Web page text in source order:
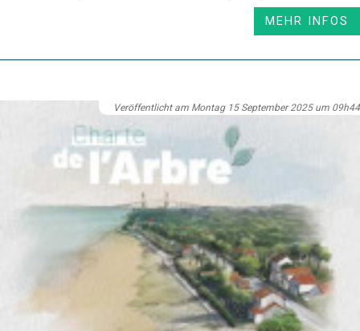
MEHR INFOS
Veröffentlicht am Montag 15 September 2025 um 09h44